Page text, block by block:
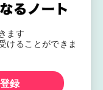
ます
けることができま
録